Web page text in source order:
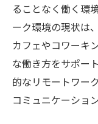
ることなく働く環
ーク環境の現状は
カフェやコワーキ
な働き方をサポー
的なリモートワー
コミュニケーショ